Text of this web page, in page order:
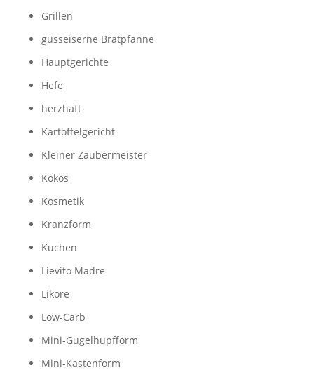
Grillen
gusseiserne Bratpfanne
Hauptgerichte
Hefe
herzhaft
Kartoffelgericht
Kleiner Zaubermeister
Kokos
Kosmetik
Kranzform
Kuchen
Lievito Madre
Liköre
Low-Carb
Mini-Gugelhupfform
Mini-Kastenform